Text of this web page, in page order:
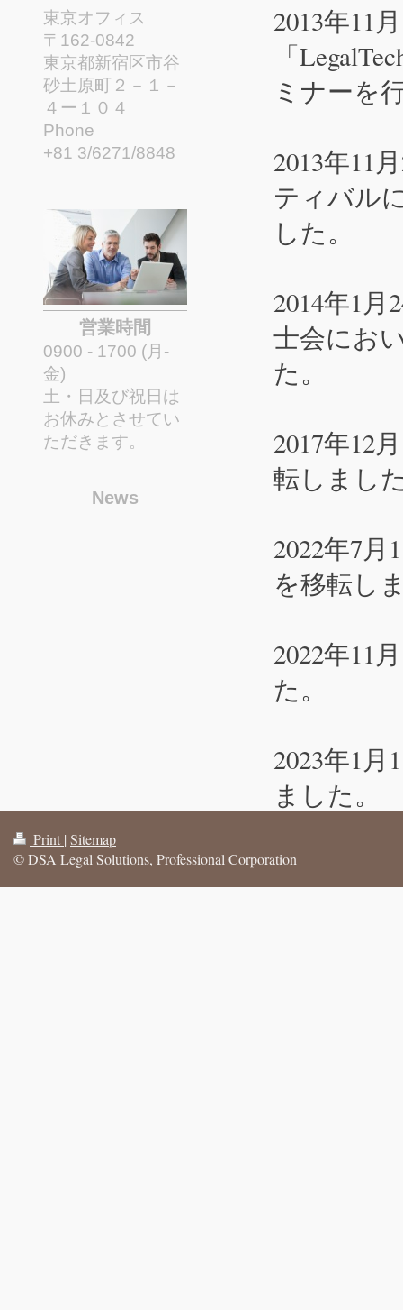
2013年11
「
ミナーを
2013年11
ティバル
した。
2014年1
士会にお
た。
2017年12
転しまし
2022年7
を移転し
2022年11
た。
2023年1
ました。
東京オフィス
〒162-0842
東京都新宿区市谷
砂土原町２－１－
４ー１０４
Phone
+81 3/6271/8848
営業時間
0900 - 1700 (月-
金)
土・日及び祝日は
お休みとさせてい
ただきます。
News
Print | Sitemap
© DSA Legal Solutions, Professional Corporation